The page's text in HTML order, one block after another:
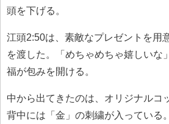
頭を下げる。
江頭2:50は、素敵なプレゼントを用
を渡した。「めちゃめちゃ嬉しいな
福が包みを開ける。
中から出てきたのは、オリジナルコ
背中には「金」の刺繍が入っている